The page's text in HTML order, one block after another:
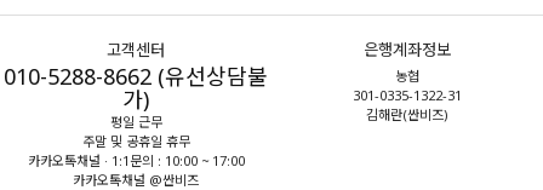
고객센터
010-5288-8662 (유선상담불
가)
평일 근무
주말 및 공휴일 휴무
카카오톡채널 · 1:1문의 : 10:00 ~ 17:00
카카오톡채널 @싼비즈
은행계좌정보
농협
301-0335-1322-31
김해란(싼비즈)